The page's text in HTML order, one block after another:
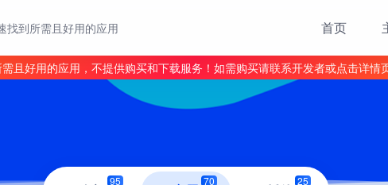
找到所需且好用的应用 首页
且好用的应用，不提供购买和下载服务！如需购买请联系开发者或点击详情
95 70 25